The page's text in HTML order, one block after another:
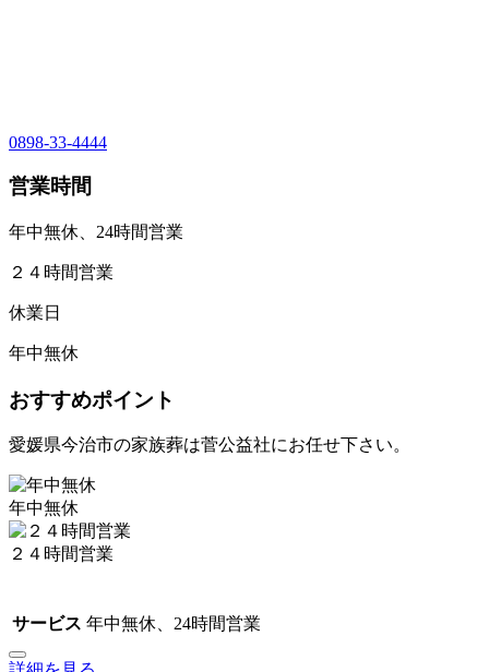
0898-33-4444
営業時間
年中無休、24時間営業
２４時間営業
休業日
年中無休
おすすめポイント
愛媛県今治市の家族葬は菅公益社にお任せ下さい。
年中無休
２４時間営業
サービス 年中無休、24時間営業